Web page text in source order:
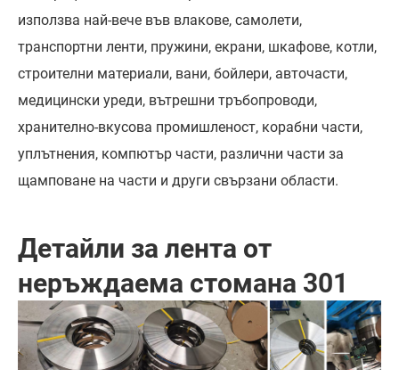
използва най-вече във влакове, самолети,
транспортни ленти, пружини, екрани, шкафове, котли,
строителни материали, вани, бойлери, авточасти,
медицински уреди, вътрешни тръбопроводи,
хранително-вкусова промишленост, корабни части,
уплътнения, компютър части, различни части за
щамповане на части и други свързани области.
Детайли за лента от
неръждаема стомана 301